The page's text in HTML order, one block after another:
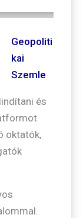
Geopoliti
kai
Szemle
és
oktatók,